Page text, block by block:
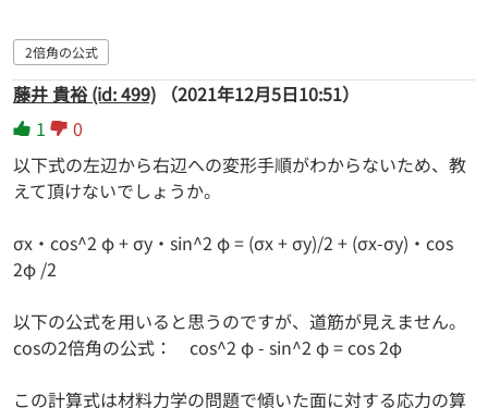
2倍角の公式
藤井 貴裕 (id: 499)
（2021年12月5日10:51）
1
0
以下式の左辺から右辺への変形手順がわからないため、教
えて頂けないでしょうか。
σx・cos^2 φ + σy・sin^2 φ = (σx + σy)/2 + (σx-σy)・cos
2φ /2
以下の公式を用いると思うのですが、道筋が見えません。
cosの2倍角の公式： cos^2 φ - sin^2 φ = cos 2φ
この計算式は材料力学の問題で傾いた面に対する応力の算